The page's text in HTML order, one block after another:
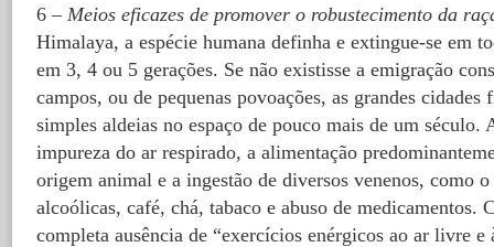
6 – Meios eficazes de promover o robustecimento da
Himalaya, a espécie humana definha e extingue-se em
em 3, 4 ou 5 gerações. Se não existisse a emigração
campos, ou de pequenas povoações, as grandes cidades
simples aldeias no espaço de pouco mais de um século.
impureza do ar respirado, a alimentação
origem animal e a ingestão de diversos venenos, como o
alcoólicas, café, chá, tabaco e abuso de medicamentos.
completa ausência de “exercícios enérgicos ao ar livre e